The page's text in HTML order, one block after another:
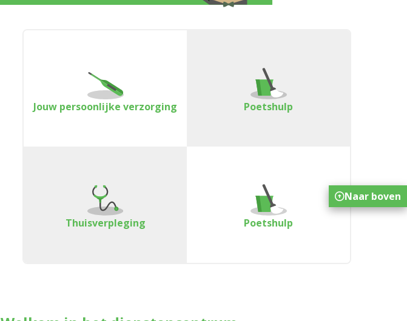
Jouw persoonlijke verzorging Poetshulp
Thuisverpleging Poetshulp
Naar boven